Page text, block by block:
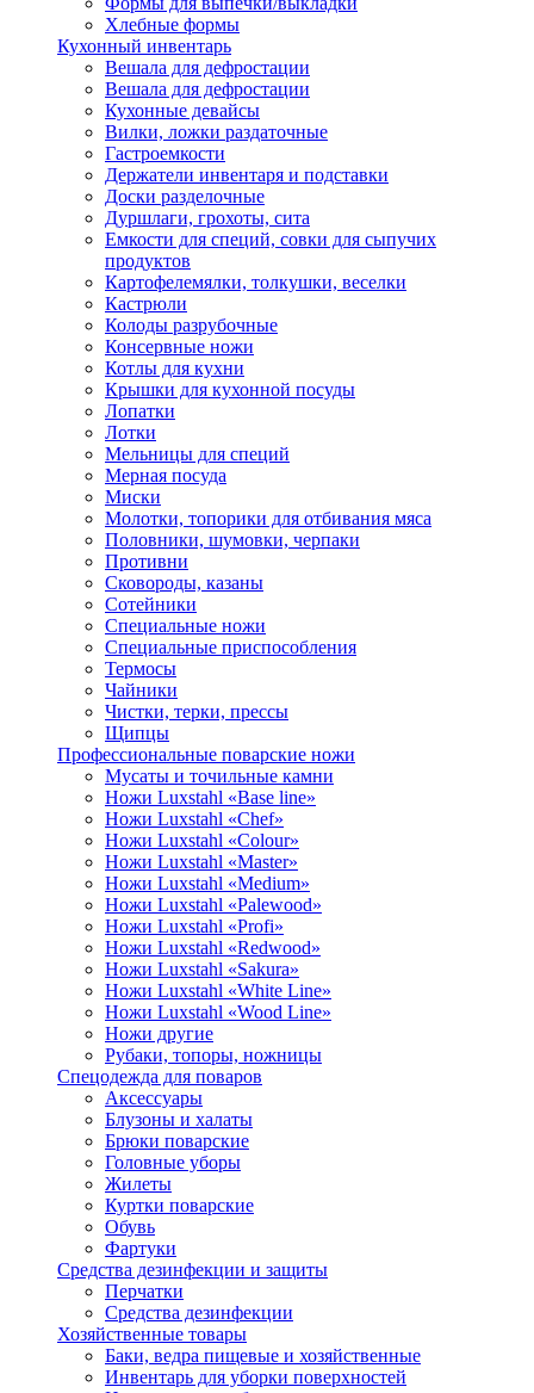
Хлебные формы
Кухонный инвентарь
Вешала для дефростации
Вешала для дефростации
Кухонные девайсы
Вилки, ложки раздаточные
Гастроемкости
Держатели инвентаря и подставки
Доски разделочные
Дуршлаги, грохоты, сита
Емкости для специй, совки для сыпучих
продуктов
Картофелемялки, толкушки, веселки
Кастрюли
Колоды разрубочные
Консервные ножи
Котлы для кухни
Крышки для кухонной посуды
Лопатки
Лотки
Мельницы для специй
Мерная посуда
Миски
Молотки, топорики для отбивания мяса
Половники, шумовки, черпаки
Противни
Сковороды, казаны
Сотейники
Специальные ножи
Специальные приспособления
Термосы
Чайники
Чистки, терки, прессы
Щипцы
Профессиональные поварские ножи
Мусаты и точильные камни
Ножи Luxstahl «Base line»
Ножи Luxstahl «Chef»
Ножи Luxstahl «Colour»
Ножи Luxstahl «Master»
Ножи Luxstahl «Medium»
Ножи Luxstahl «Palewood»
Ножи Luxstahl «Profi»
Ножи Luxstahl «Redwood»
Ножи Luxstahl «Sakura»
Ножи Luxstahl «White Line»
Ножи Luxstahl «Wood Line»
Ножи другие
Рубаки, топоры, ножницы
Спецодежда для поваров
Аксессуары
Блузоны и халаты
Брюки поварские
Головные уборы
Жилеты
Куртки поварские
Обувь
Фартуки
Средства дезинфекции и защиты
Перчатки
Средства дезинфекции
Хозяйственные товары
Баки, ведра пищевые и хозяйственные
Инвентарь для уборки поверхностей